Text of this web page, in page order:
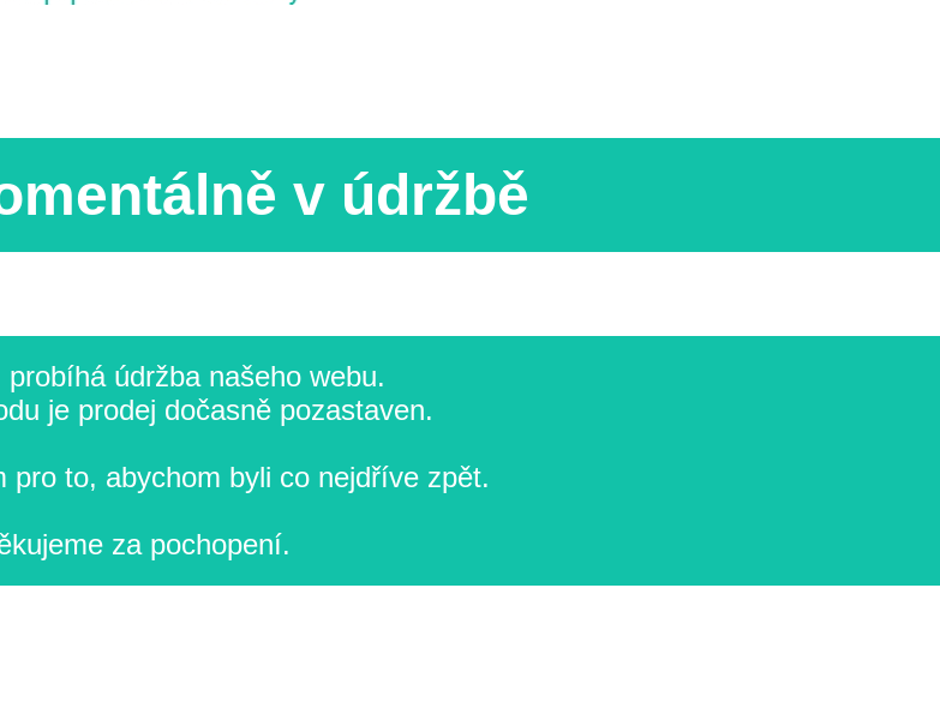
v údržbě
probíhá údržba našeho webu.
je prodej dočasně pozastaven.
pro to, abychom byli co nejdříve zpět.
za pochopení.